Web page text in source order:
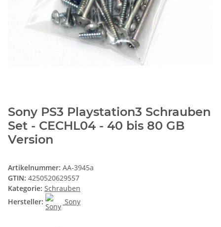
Sony PS3 Playstation3 Schrauben
Set - CECHL04 - 40 bis 80 GB
Version
Artikelnummer: AA-3945a
GTIN: 4250520629557
Kategorie: Schrauben
Hersteller:
Sony